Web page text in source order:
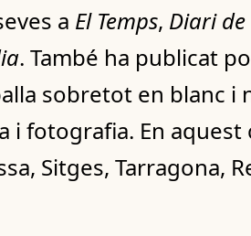
a El Temps, Diari
. També ha publicat
sobretot en blanc
i fotografia. En
Sitges, Tarragona,